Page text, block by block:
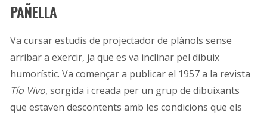
PAÑELLA
Va cursar estudis de projectador de plànols sense
arribar a exercir, ja que es va inclinar pel dibuix
humorístic. Va començar a publicar el 1957 a la revista
Tío Vivo, sorgida i creada per un grup de dibuixants
que estaven descontents amb les condicions que els